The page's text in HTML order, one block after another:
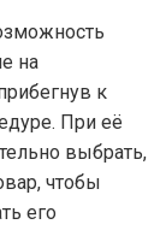
на
к
При её
выбрать,
чтобы
его